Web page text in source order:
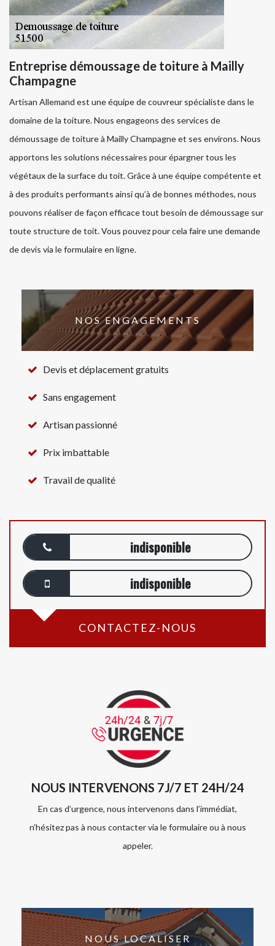
Entreprise démoussage de toiture à Mailly
Champagne
Artisan Allemand est une équipe de couvreur spécialiste dans le
domaine de la toiture. Nous engageons des services de
démoussage de toiture à Mailly Champagne et ses environs. Nous
apportons les solutions nécessaires pour épargner tous les
végétaux de la surface du toit. Grâce à une équipe compétente et
à des produits performants ainsi qu’à de bonnes méthodes, nous
pouvons réaliser de façon efficace tout besoin de démoussage sur
toute structure de toit. Vous pouvez pour cela faire une demande
de devis via le formulaire en ligne.
NOS ENGAGEMENTS
Devis et déplacement gratuits
Sans engagement
Artisan passionné
Prix imbattable
Travail de qualité
indisponible
indisponible
CONTACTEZ-NOUS
NOUS INTERVENONS 7J/7 ET 24H/24
En cas d’urgence, nous intervenons dans l’immédiat,
n’hésitez pas à nous contacter via le formulaire ou à nous
appeler.
NOUS LOCALISER